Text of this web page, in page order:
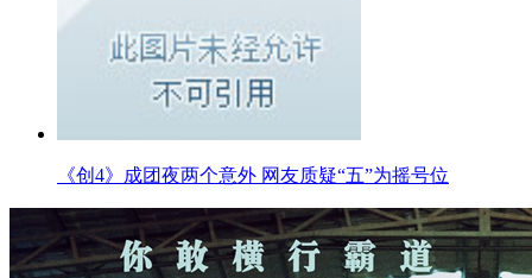
《创4》成团夜两个意外 网友质疑“五”为摇号位